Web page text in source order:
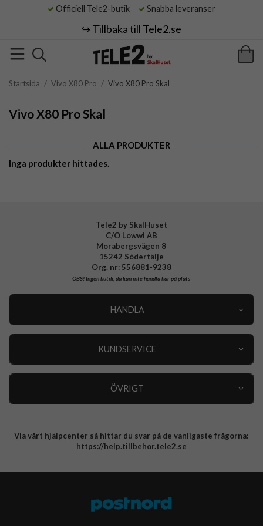
Officiell Tele2-butik Snabba leveranser
↪️ Tillbaka till Tele2.se
Startsida / Vivo X80 Pro / Vivo X80 Pro Skal
Vivo X80 Pro Skal
ALLA PRODUKTER
Inga produkter hittades.
Tele2 by SkalHuset
C/O Lowwi AB
Morabergsvägen 8
15242 Södertälje
Org. nr: 556881-9238
OBS!Ingen butik, du kan inte handla här på plats
HANDLA
KUNDSERVICE
ÖVRIGT
Integritetspolicy
Via vårt hjälpcenter så hittar du svar på de vanligaste frågorna:
https://help.tillbehor.tele2.se